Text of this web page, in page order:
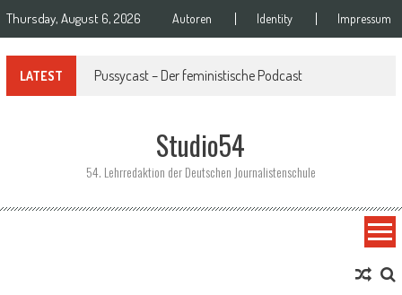
Skip to content
Thursday, August 6, 2026 Autoren Identity Impressum
LATEST Podcast | Remix – Das Magazin für Netzkultur | Pilotfolge
Studio54
54. Lehrredaktion der Deutschen Journalistenschule